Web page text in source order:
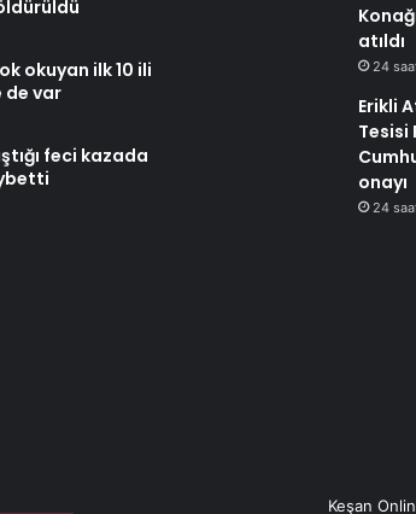
okuyan ilk 10 ili
de var
feci kazada
atıldı
24
Erikli
Tesisi
onayı
24
Keşan